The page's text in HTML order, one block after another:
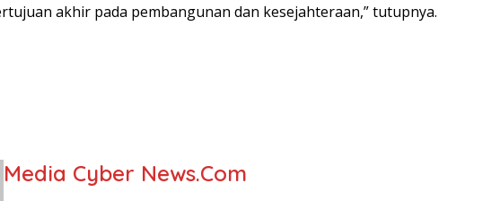
akhir pada pembangunan dan kesejahteraan,” tutupnya.
Media Cyber News.Com